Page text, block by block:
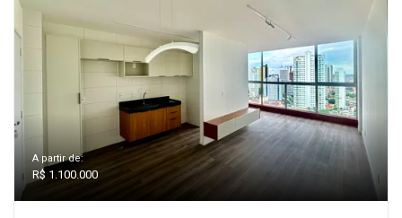
A partir de:
R$ 1.100.000